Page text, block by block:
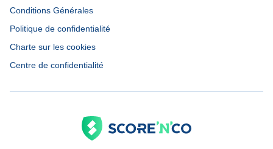
Conditions Générales
Politique de confidentialité
Charte sur les cookies
Centre de confidentialité